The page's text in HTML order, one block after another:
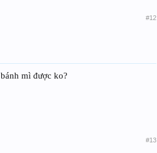
#12
mì được ko?
#13